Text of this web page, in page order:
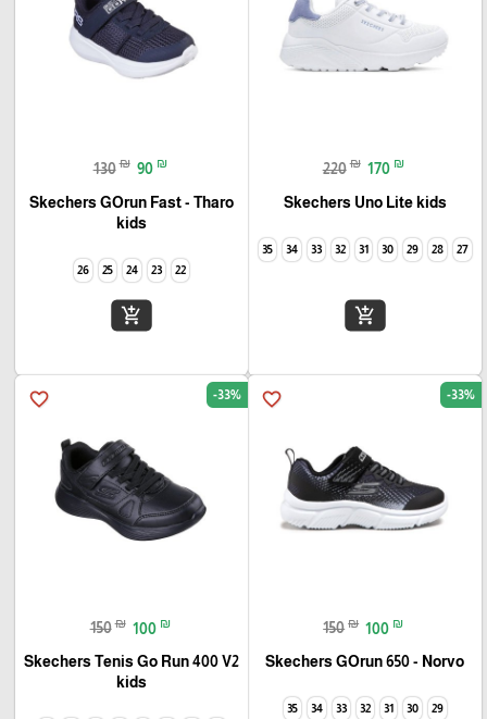
220 ₪ 170 ₪
Skechers Uno Lite kids
27
28
29
30
31
32
33
34
35
add_shopping_cart
130 ₪ 90 ₪
Skechers GOrun Fast - Tharo
kids
22
23
24
25
26
add_shopping_cart
favorite_border -33%
150 ₪ 100 ₪
Skechers GOrun 650 - Norvo
29
30
31
32
33
34
35
favorite_border -33%
150 ₪ 100 ₪
Skechers Tenis Go Run 400 V2
kids